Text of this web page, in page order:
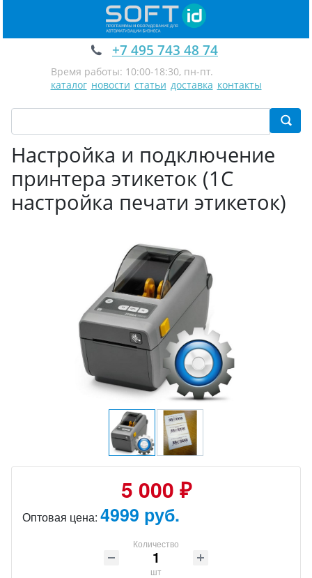
+7 495 743 48 74
Время работы: 10:00-18:30, пн-пт.
каталог новости статьи доставка контакты
Настройка и подключение
принтера этикеток (1С
настройка печати этикеток)
5 000 ₽
Оптовая цена: 4999 руб.
Количество
шт